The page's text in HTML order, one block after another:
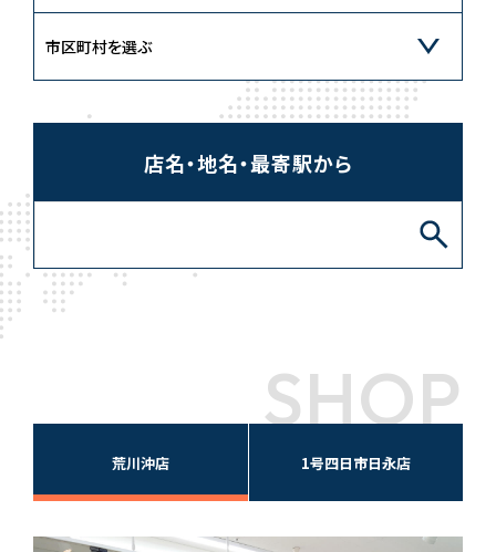
店名・地名・最寄駅から
SHOP
荒川沖店 1号四日市日永店